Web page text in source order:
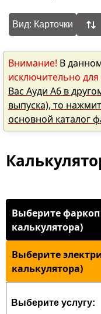
Вид: Карточки
Внимание! В
исключительно
Вас Ауди А6 в
выпуска), то
основной каталог
Выберите
калькулятора)
Выберите
калькулятора)